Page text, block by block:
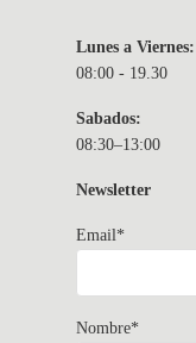
Lunes a Viernes:
08:00 - 19.30
Sabados:
08:30–13:00
Newsletter
Email*
Nombre*